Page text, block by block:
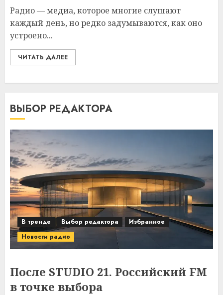
Радио — медиа, которое многие слушают
каждый день, но редко задумываются, как оно
устроено...
ЧИТАТЬ ДАЛЕЕ
ВЫБОР РЕДАКТОРА
В тренде Выбор редактора
Избранное
Новости радио
После STUDIO 21. Российский FM
в точке выбора